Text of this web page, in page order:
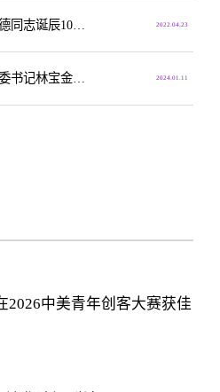
2022.04.23
2024.01.11
校党委书记邱勇会见福州市委书记林宝金一行
2026中美青年创客大赛获佳